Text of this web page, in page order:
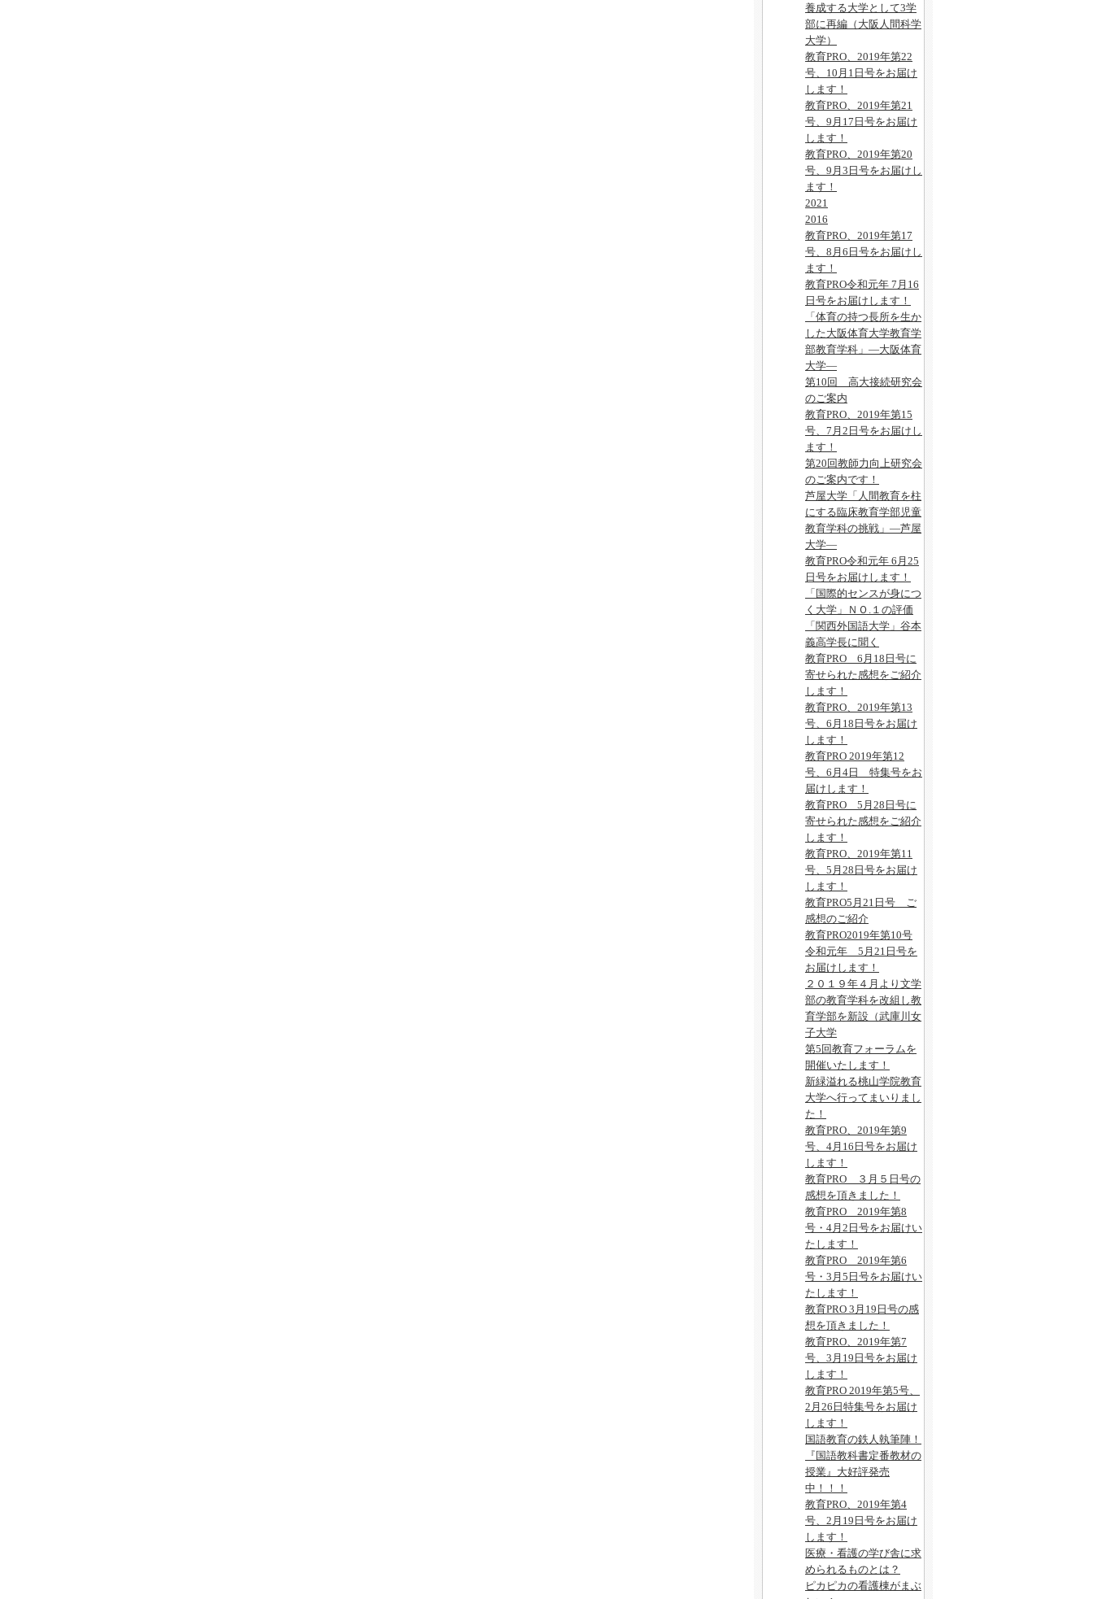
養成する大学として3学
部に再編（大阪人間科学
大学）
教育PRO、2019年第22
号、10月1日号をお届け
します！
教育PRO、2019年第21
号、9月17日号をお届け
します！
教育PRO、2019年第20
号、9月3日号をお届けし
ます！
2021
2016
教育PRO、2019年第17
号、8月6日号をお届けし
ます！
教育PRO令和元年 7月16
日号をお届けします！
「体育の持つ長所を生か
した大阪体育大学教育学
部教育学科」―大阪体育
大学―
第10回 高大接続研究会
のご案内
教育PRO、2019年第15
号、7月2日号をお届けし
ます！
第20回教師力向上研究会
のご案内です！
芦屋大学「人間教育を柱
にする臨床教育学部児童
教育学科の挑戦」―芦屋
大学―
教育PRO令和元年 6月25
日号をお届けします！
「国際的センスが身につ
く大学」ＮＯ.１の評価
「関西外国語大学」谷本
義高学長に聞く
教育PRO 6月18日号に
寄せられた感想をご紹介
します！
教育PRO、2019年第13
号、6月18日号をお届け
します！
教育PRO 2019年第12
号、6月4日 特集号をお
届けします！
教育PRO 5月28日号に
寄せられた感想をご紹介
します！
教育PRO、2019年第11
号、5月28日号をお届け
します！
教育PRO5月21日号 ご
感想のご紹介
教育PRO2019年第10号
令和元年 5月21日号を
お届けします！
２０１９年４月より文学
部の教育学科を改組し教
育学部を新設（武庫川女
子大学
第5回教育フォーラムを
開催いたします！
新緑溢れる桃山学院教育
大学へ行ってまいりまし
た！
教育PRO、2019年第9
号、4月16日号をお届け
します！
教育PRO ３月５日号の
感想を頂きました！
教育PRO 2019年第8
号・4月2日号をお届けい
たします！
教育PRO 2019年第6
号・3月5日号をお届けい
たします！
教育PRO 3月19日号の感
想を頂きました！
教育PRO、2019年第7
号、3月19日号をお届け
します！
教育PRO 2019年第5号、
2月26日特集号をお届け
します！
国語教育の鉄人執筆陣！
『国語教科書定番教材の
授業』大好評発売
中！！！
教育PRO、2019年第4
号、2月19日号をお届け
します！
医療・看護の学び舎に求
められるものとは？
ピカピカの看護棟がまぶ